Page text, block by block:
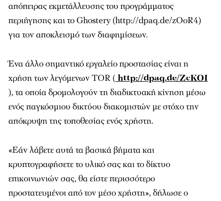
απόπειρας εκμετάλλευσης του προγράμματος
περιήγησης και το Ghostery (http://dpaq.de/zOoR4)
για τον αποκλεισμό των διαφημίσεων.
Ένα άλλο σημαντικό εργαλείο προστασίας είναι η
χρήση των λεγόμενων TOR ( http://dpaq.de/ZcKOI
), τα οποία δρομολογούν τη διαδικτυακή κίνηση μέσω
ενός παγκόσμιου δικτύου διακομιστών με στόχο την
απόκρυψη της τοποθεσίας ενός χρήστη.
«Εάν λάβετε αυτά τα βασικά βήματα και
κρυπτογραφήσετε το υλικό σας και το δίκτυο
επικοινωνιών σας, θα είστε περισσότερο
προστατευμένοι από τον μέσο χρήστη», δήλωσε ο